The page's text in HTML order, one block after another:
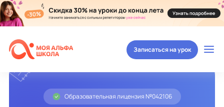
Записаться на урок
Образовательная лицензия №042106